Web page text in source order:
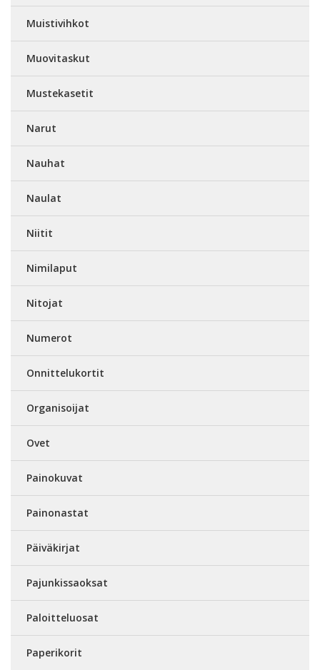
Muistivihkot
Muovitaskut
Mustekasetit
Narut
Nauhat
Naulat
Niitit
Nimilaput
Nitojat
Numerot
Onnittelukortit
Organisoijat
Ovet
Painokuvat
Painonastat
Päiväkirjat
Pajunkissaoksat
Paloitteluosat
Paperikorit